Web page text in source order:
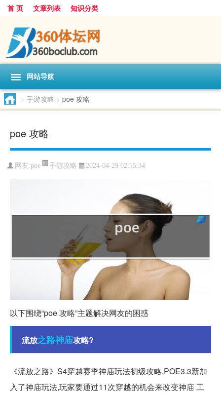
首 页 文章列表 知识分类
网站导航
> 手游攻略 > poe 攻略
poe 攻略
网友:poe 手游攻略 2024-04-29 02:15:34
以下围绕“poe 攻略”主题解决网友的困惑
流放之路神庙攻略?
《流放之路》S4穿越赛季神庙玩法初级攻略,POE3.3新加
入了神庙玩法,玩家要通过11次穿越的机会来改变神庙 工